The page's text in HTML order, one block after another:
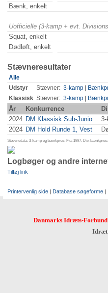
Bænk, enkelt
Uofficielle (3-kamp + evt.
Squat, enkelt
Dødløft, enkelt
Stævneresultater
Alle
Udstyr
Stævner: 3-kamp
Klassisk Stævner: 3-kamp
År Konkurrence
2024 DM Klassisk Sub-Junio... 3-
2024 DM Hold Runde 1, Vest
Stævnedata: 3-kamp og bænkpres: Fra 1997. Div.
Logbøger og andre
Tilføj link
Printervenlig side | Database søgeforme |
Danmarks Idræts-Forbund